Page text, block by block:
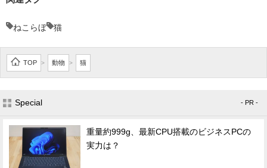
ねこらぼ 猫
TOP > 動物 > 猫
Special - PR -
重量約999g、最新CPU搭載のビジネスPCの
実力は？